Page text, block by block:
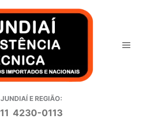
JUNDIAÍ E REGIÃO:
11 4230-0113